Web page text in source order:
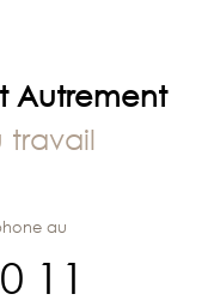
Autrement
travail
11
au